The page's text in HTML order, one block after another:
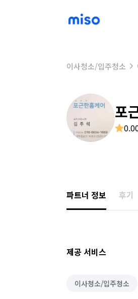
이사청소/입주청소
포
파트너 정보 후기
제공 서비스
이사청소/입주청소